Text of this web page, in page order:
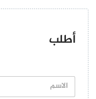
زلابية 12 حبة بسعر 25 درهم
وجبة تشكن ستروكنوف بـ 30درهم
5 حبات كوسا باللبن وصحن أرز بـ 35درهم
الكيك الساده أو الكيك الإسفنجي
أطلب
ا